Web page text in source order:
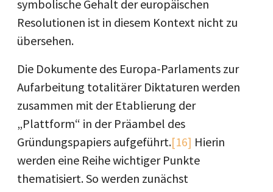
symbolische Gehalt der europäischen
Resolutionen ist in diesem Kontext nicht zu
übersehen.
Die Dokumente des Europa-Parlaments zur
Aufarbeitung totalitärer Diktaturen werden
zusammen mit der Etablierung der
„Plattform“ in der Präambel des
Gründungspapiers aufgeführt.[16] Hierin
werden eine Reihe wichtiger Punkte
thematisiert. So werden zunächst